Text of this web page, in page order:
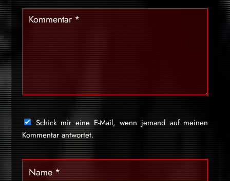
Schick mir eine E-Mail, wenn jemand auf meinen
Kommentar antwortet.